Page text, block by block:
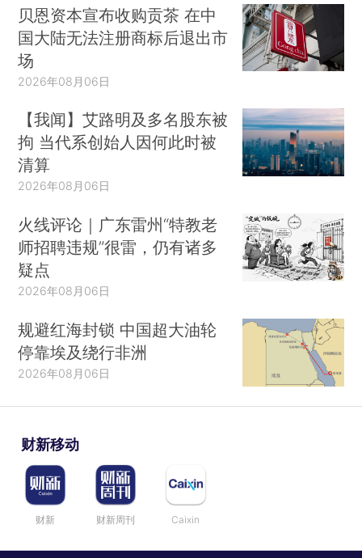
贝恩资本宣布收购贡茶 在中
国大陆无法注册商标后退出市
场
2026年08月06日
【我闻】艾路明及多名股东被
拘 当代系创始人因何此时被
清算
2026年08月06日
火线评论｜广东雷州“特教老
师招聘违规”很雷，仍有诸多
疑点
2026年08月06日
规避红海封锁 中国超大油轮
停靠埃及绕行非洲
2026年08月06日
财新移动
财新 财新周刊 Caixin